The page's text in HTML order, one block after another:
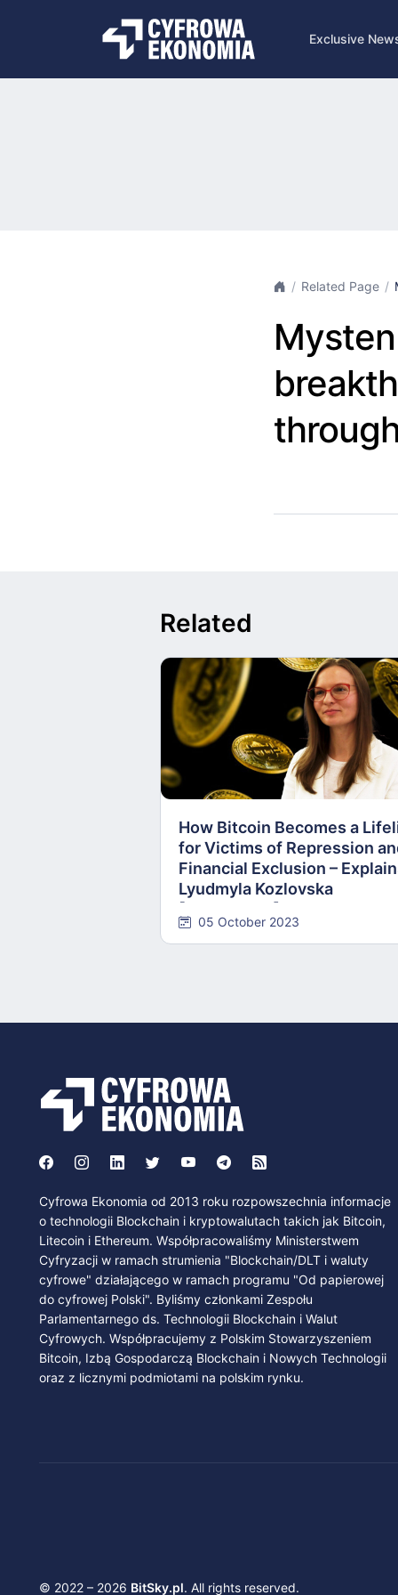
Exclusive
Related Page
Related
How Bitcoin Becomes a
for Victims of Repression
Financial Exclusion –
Lyudmyla Kozlovska
05 October 2023
Cyfrowa Ekonomia od 2013 roku rozpowszechnia informacje
o technologii Blockchain i kryptowalutach takich jak Bitcoin,
Litecoin i Ethereum. Współpracowaliśmy Ministerstwem
Cyfryzacji w ramach strumienia "Blockchain/DLT i waluty
cyfrowe" działającego w ramach programu "Od papierowej
do cyfrowej Polski". Byliśmy członkami Zespołu
Parlamentarnego ds. Technologii Blockchain i Walut
Cyfrowych. Współpracujemy z Polskim Stowarzyszeniem
Bitcoin, Izbą Gospodarczą Blockchain i Nowych Technologii
oraz z licznymi podmiotami na polskim rynku.
© 2022 – 2026 BitSky.pl. All rights reserved.